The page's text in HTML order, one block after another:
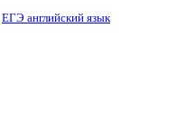
ЕГЭ английский язык